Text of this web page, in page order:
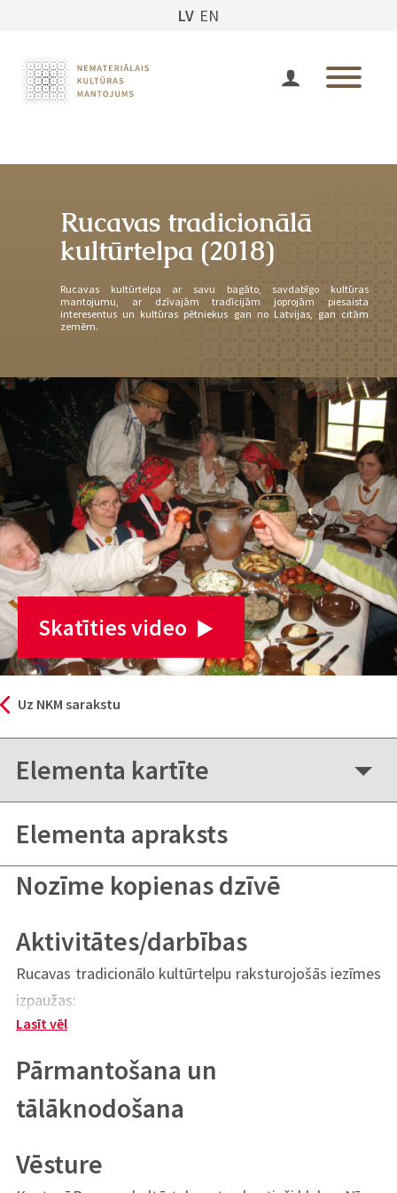
LV EN
Rucavas tradicionālā
kultūrtelpa (2018)
Rucavas kultūrtelpa ar savu bagāto, savdabīgo kultūras
mantojumu, ar dzīvajām tradīcijām joprojām piesaista
interesentus un kultūras pētniekus gan no Latvijas, gan citām
zemēm.
Skatīties video
Uz NKM sarakstu
Elementa kartīte
Autors:
Sandra Aigare
Kategorijas
Mutvārdu tradīcijas un izpausmes, ieskaitot
Paražas, rituāli, svētki
Attēlu galerija
Audio materiāli
Video materiāli
Elementa apraksts
Nozīme kopienas dzīvē
Aktivitātes/darbības
Rucavas tradicionālo kultūrtelpu raksturojošās iezīmes
izpaužas:
• tautastērpā;
• dziedāšanā;
• folklorā;
• darba un sadzīves tradīcijās;
• gadskārtu svētkos.
Lasīt vēl
Pārmantošana un
tālāknodošana
Vēsture